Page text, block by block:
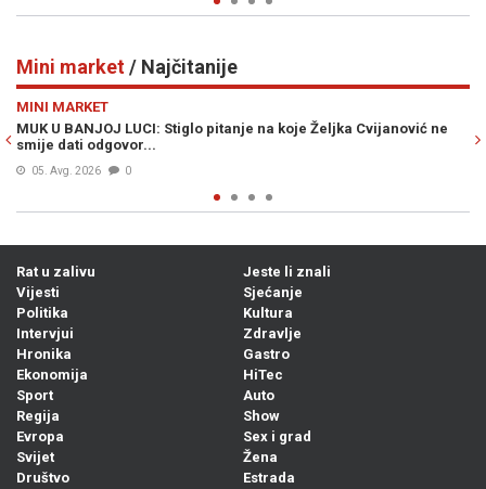
Mini market/ Najčitanije
ne
MINI MARKET
ŠOK VIJEST KOJA JE UZDRMALA SRBIJU: Vučićev djed iz
zvao se Ante
05. Avg. 2026
Rat u zalivu
Vijesti
Politika
Intervjui
Hronika
Ekonomija
Sport
Regija
Evropa
Svijet
Društvo
Jeste li znali
Sjećanje
Kultura
Zdravlje
Gastro
HiTec
Auto
Show
Sex i grad
Žena
Estrada